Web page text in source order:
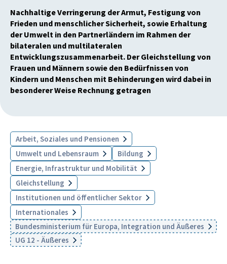
Nachhaltige Verringerung der Armut, Festigung von
Frieden und menschlicher Sicherheit, sowie Erhaltung
der Umwelt in den Partnerländern im Rahmen der
bilateralen und multilateralen
Entwicklungszusammenarbeit. Der Gleichstellung von
Frauen und Männern sowie den Bedürfnissen von
Kindern und Menschen mit Behinderungen wird dabei in
besonderer Weise Rechnung getragen
Arbeit, Soziales und Pensionen
Umwelt und Lebensraum
Bildung
Energie, Infrastruktur und Mobilität
Gleichstellung
Institutionen und öffentlicher Sektor
Internationales
Bundesministerium für Europa, Integration und Äußeres
UG 12 - Äußeres